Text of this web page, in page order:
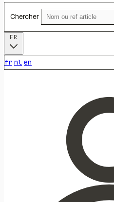
Chercher
fr nl en